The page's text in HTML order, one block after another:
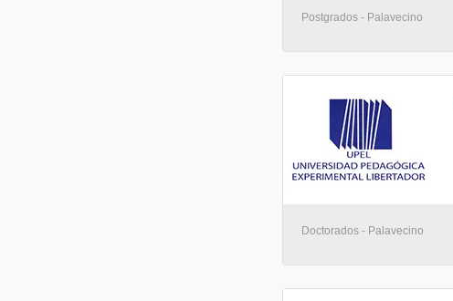
Postgrados - Palavecino
Doctorados - Palavecino